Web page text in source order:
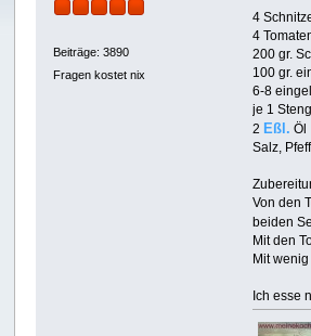
Beiträge: 3890
Fragen kostet nix
4
4
200 gr.
100 gr.
6-8
je 1
2 Eßl. Öl
Salz,
Von den
beiden
Mit den
Mit
Ich esse